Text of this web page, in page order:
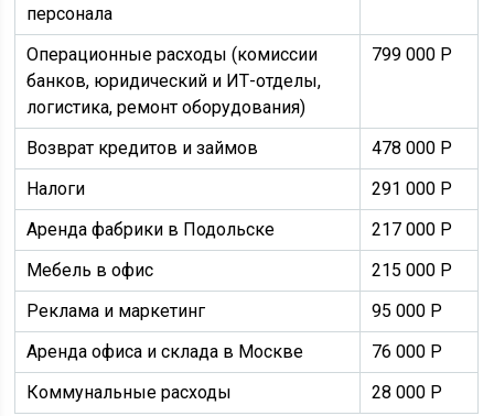
персонала
Операционные расходы (комиссии
банков, юридический и ИТ-отделы,
логистика, ремонт оборудования)
799 000 Р
Возврат кредитов и займов 478 000 Р
Налоги
291 000 Р
Аренда фабрики в Подольске
217 000 Р
Мебель в офис
215 000 Р
Реклама и маркетинг
95 000 Р
Аренда офиса и склада в Москве
76 000 Р
Коммунальные расходы
28 000 Р